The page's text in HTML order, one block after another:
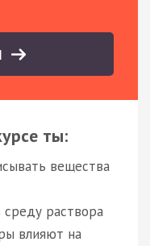
ты:
вещества
раствора
влияют на